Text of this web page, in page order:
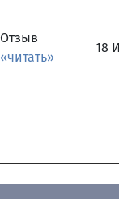
Отзыв
«читать»
18